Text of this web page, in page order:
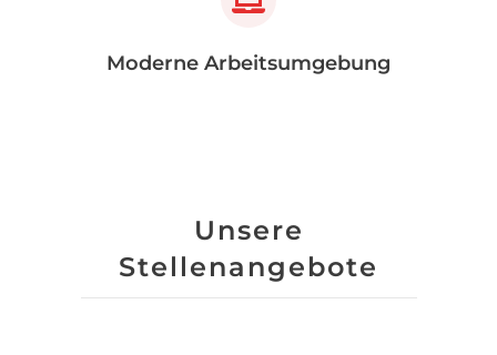
Moderne Arbeitsumgebung
Unsere
Stellenangebote